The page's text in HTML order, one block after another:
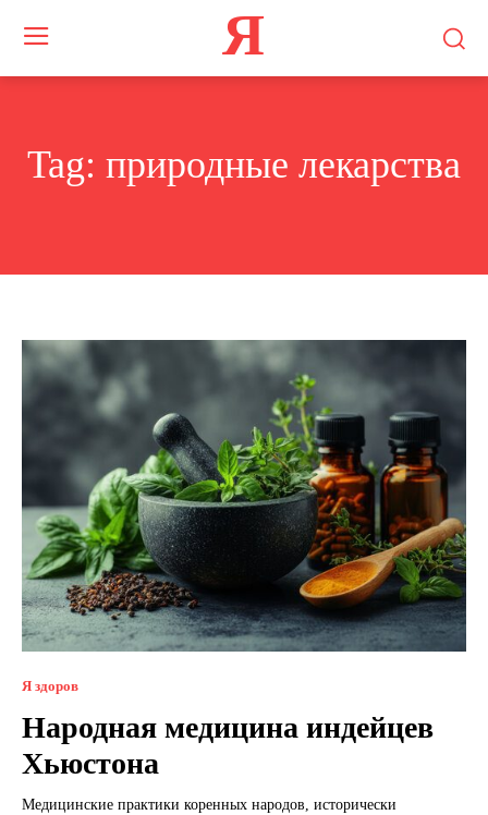
Я
Tag: природные лекарства
Я здоров
Народная медицина индейцев
Хьюстона
Медицинские практики коренных народов, исторически